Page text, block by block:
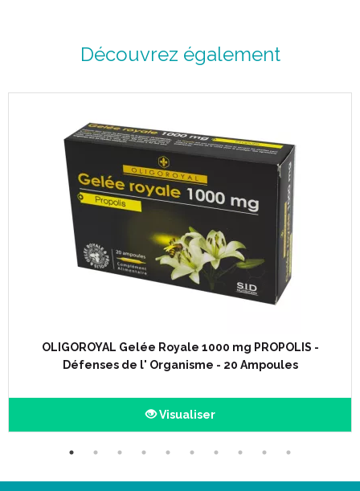
Découvrez également
OLIGOROYAL Gelée Royale 1000 mg PROPOLIS -
Défenses de l' Organisme - 20 Ampoules
Visualiser